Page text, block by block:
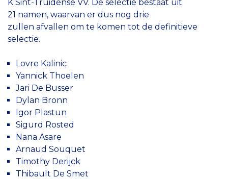
K Sint-Truidense VV. De selectie bestaat uit
21 namen, waarvan er dus nog drie
zullen afvallen om te komen tot de definitieve
selectie.
Lovre Kalinic
Yannick Thoelen
Jari De Busser
Dylan Bronn
Igor Plastun
Sigurd Rosted
Nana Asare
Arnaud Souquet
Timothy Derijck
Thibault De Smet